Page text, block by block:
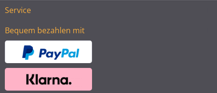
Service
Bequem bezahlen mit